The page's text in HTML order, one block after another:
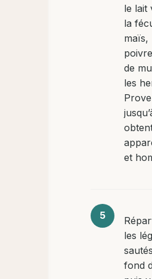
le lait
la
maïs,
de
les
et
les
fond